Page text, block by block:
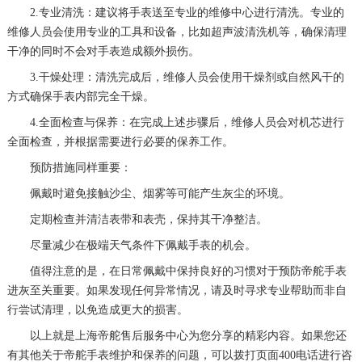
2.专业清洗：建议将手表送至专业的维修中心进行清洗。专业的
维修人员会使用专业的工具和设备，比如超声波清洗机等，确保清理
干净的同时不会对手表造成额外损伤。
3.干燥处理：清洗完成后，维修人员会使用干燥剂或自然风干的
方式确保手表内部完全干燥。
4.全面检查与保养：在完成上述步骤后，维修人员会对机芯进行
全面检查，并根据需要进行必要的保养工作。
预防措施同样重要：
佩戴时避免接触沙尘、烟雾等可能产生灰尘的环境。
定期检查并清洁表带和表壳，保持其干净整洁。
尽量减少在极端天气条件下佩戴手表的机会。
值得注意的是，在日常佩戴中保持良好的习惯对于预防帝舵手表
进灰至关重要。如果发现任何异常情况，请及时寻求专业帮助而非自
行尝试清理，以免造成更大的损害。
以上就是上海帝舵售后服务中心为您分享的精彩内容。如果您还
有其他关于帝舵手表维护和保养的问题，可以拨打页面400电话进行咨